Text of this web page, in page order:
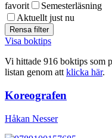
favorit
Semesterläsning
Aktuellt just nu
Visa boktips
Vi hittade 916 boktips som
listan genom att klicka här.
Koreografen
Håkan Nesser